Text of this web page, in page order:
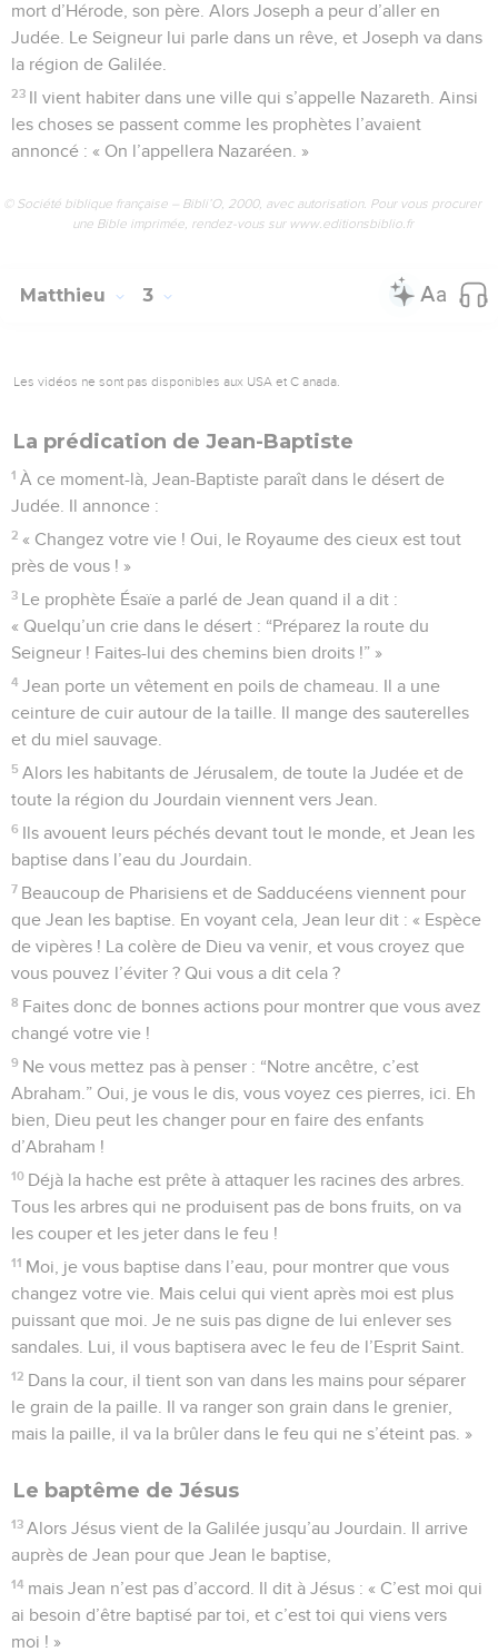
mort d’Hérode, son père. Alors Joseph a peur d’aller en
Judée. Le Seigneur lui parle dans un rêve, et Joseph va dans
la région de Galilée.
23 Il vient habiter dans une ville qui s’appelle Nazareth. Ainsi
les choses se passent comme les prophètes l’avaient
annoncé : « On l’appellera Nazaréen. »
© Société biblique française – Bibli’O, 2000, avec autorisation. Pour vous procurer
une Bible imprimée, rendez-vous sur www.editionsbiblio.fr
Matthieu 3
Les vidéos ne sont pas disponibles aux USA et C anada.
La prédication de Jean-Baptiste
1 À ce moment-là, Jean-Baptiste paraît dans le désert de
Judée. Il annonce :
2 « Changez votre vie ! Oui, le Royaume des cieux est tout
près de vous ! »
3 Le prophète Ésaïe a parlé de Jean quand il a dit :
« Quelqu’un crie dans le désert : “Préparez la route du
Seigneur ! Faites-lui des chemins bien droits !” »
4 Jean porte un vêtement en poils de chameau. Il a une
ceinture de cuir autour de la taille. Il mange des sauterelles
et du miel sauvage.
5 Alors les habitants de Jérusalem, de toute la Judée et de
toute la région du Jourdain viennent vers Jean.
6 Ils avouent leurs péchés devant tout le monde, et Jean les
baptise dans l’eau du Jourdain.
7 Beaucoup de Pharisiens et de Sadducéens viennent pour
que Jean les baptise. En voyant cela, Jean leur dit : « Espèce
de vipères ! La colère de Dieu va venir, et vous croyez que
vous pouvez l’éviter ? Qui vous a dit cela ?
8 Faites donc de bonnes actions pour montrer que vous avez
changé votre vie !
9 Ne vous mettez pas à penser : “Notre ancêtre, c’est
Abraham.” Oui, je vous le dis, vous voyez ces pierres, ici. Eh
bien, Dieu peut les changer pour en faire des enfants
d’Abraham !
10 Déjà la hache est prête à attaquer les racines des arbres.
Tous les arbres qui ne produisent pas de bons fruits, on va
les couper et les jeter dans le feu !
11 Moi, je vous baptise dans l’eau, pour montrer que vous
changez votre vie. Mais celui qui vient après moi est plus
puissant que moi. Je ne suis pas digne de lui enlever ses
sandales. Lui, il vous baptisera avec le feu de l’Esprit Saint.
12 Dans la cour, il tient son van dans les mains pour séparer
le grain de la paille. Il va ranger son grain dans le grenier,
mais la paille, il va la brûler dans le feu qui ne s’éteint pas. »
Le baptême de Jésus
13 Alors Jésus vient de la Galilée jusqu’au Jourdain. Il arrive
auprès de Jean pour que Jean le baptise,
14 mais Jean n’est pas d’accord. Il dit à Jésus : « C’est moi qui
ai besoin d’être baptisé par toi, et c’est toi qui viens vers
moi ! »